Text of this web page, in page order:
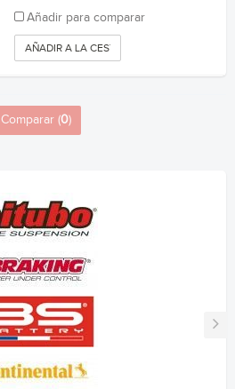
Añadir para comparar
AÑADIR A LA CESTA
Comparar (0)